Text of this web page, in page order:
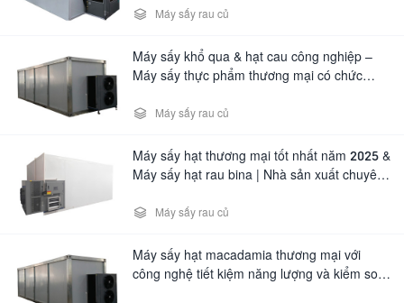

Máy sấy rau củ
Máy sấy khổ qua & hạt cau công nghiệp –
Máy sấy thực phẩm thương mại có chức

Máy sấy rau củ
Máy sấy hạt thương mại tốt nhất năm 2025 &
Máy sấy hạt rau bina | Nhà sản xuất chuyên

Máy sấy rau củ
Máy sấy hạt macadamia thương mại với
công nghệ tiết kiệm năng lượng và kiểm soát